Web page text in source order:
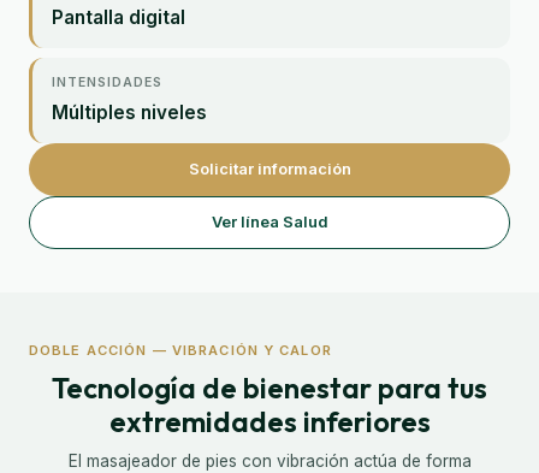
Pantalla digital
INTENSIDADES
Múltiples niveles
Solicitar información
Ver línea Salud
DOBLE ACCIÓN — VIBRACIÓN Y CALOR
Tecnología de bienestar para tus
extremidades inferiores
El masajeador de pies con vibración actúa de forma